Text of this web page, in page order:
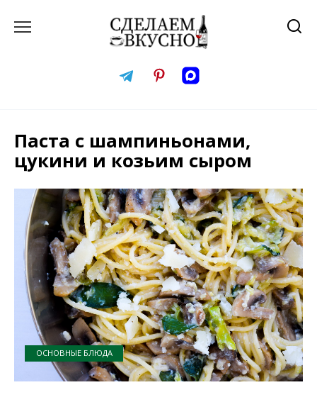
Паста с шампиньонами,
цукини и козьим сыром
ОСНОВНЫЕ БЛЮДА